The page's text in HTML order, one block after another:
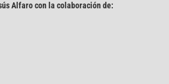
Alfaro con la colaboración de: